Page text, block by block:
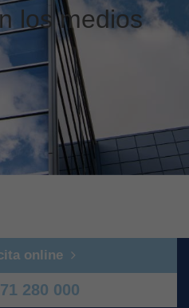
los medios
online
280 000